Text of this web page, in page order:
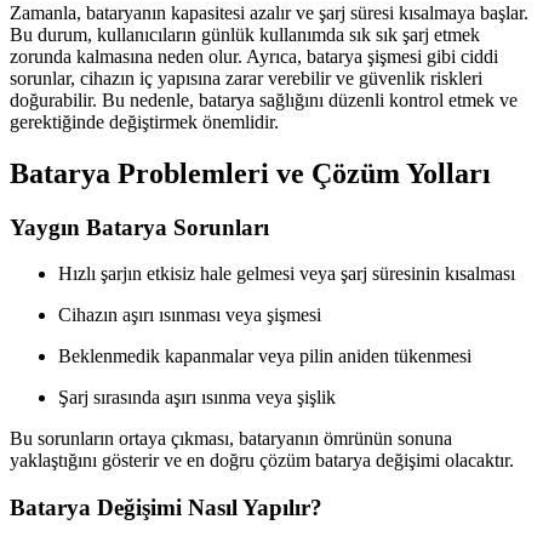
Zamanla, bataryanın kapasitesi azalır ve şarj süresi kısalmaya başlar.
Bu durum, kullanıcıların günlük kullanımda sık sık şarj etmek
zorunda kalmasına neden olur. Ayrıca, batarya şişmesi gibi ciddi
sorunlar, cihazın iç yapısına zarar verebilir ve güvenlik riskleri
doğurabilir. Bu nedenle, batarya sağlığını düzenli kontrol etmek ve
gerektiğinde değiştirmek önemlidir.
Batarya Problemleri ve Çözüm Yolları
Yaygın Batarya Sorunları
Hızlı şarjın etkisiz hale gelmesi veya şarj süresinin kısalması
Cihazın aşırı ısınması veya şişmesi
Beklenmedik kapanmalar veya pilin aniden tükenmesi
Şarj sırasında aşırı ısınma veya şişlik
Bu sorunların ortaya çıkması, bataryanın ömrünün sonuna
yaklaştığını gösterir ve en doğru çözüm batarya değişimi olacaktır.
Batarya Değişimi Nasıl Yapılır?